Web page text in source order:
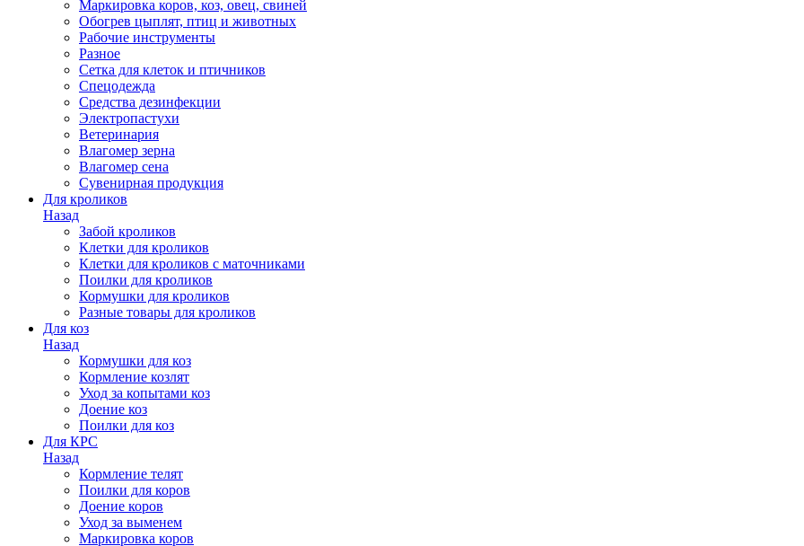
Маркировка коров, коз, овец, свиней
Обогрев цыплят, птиц и животных
Рабочие инструменты
Разное
Сетка для клеток и птичников
Спецодежда
Средства дезинфекции
Электропастухи
Ветеринария
Влагомер зерна
Влагомер сена
Сувенирная продукция
Для кроликов
Назад
Забой кроликов
Клетки для кроликов
Клетки для кроликов с маточниками
Поилки для кроликов
Кормушки для кроликов
Разные товары для кроликов
Для коз
Назад
Кормушки для коз
Кормление козлят
Уход за копытами коз
Доение коз
Поилки для коз
Для КРС
Назад
Кормление телят
Поилки для коров
Доение коров
Уход за выменем
Маркировка коров